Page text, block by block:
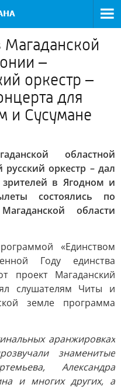
Магаданской
–
оркестр –
для
и Сусумане
областной
оркестр – дал
в Ягодном и
состоялись по
области
«Единством
Году единства
проект Магаданский
слушателям Читы и
земле программа
аранжировках
знаменитые
Александра
и многих других, а